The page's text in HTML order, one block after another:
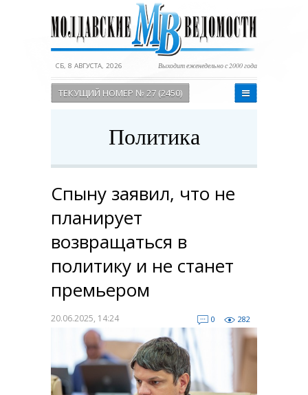
СБ, 8 АВГУСТА, 2026 Выходит еженедельно с 2000 года
ТЕКУЩИЙ НОМЕР № 27 (2450)
Политика
Спыну заявил, что не
планирует
возвращаться в
политику и не станет
премьером
20.06.2025, 14:24 0 282